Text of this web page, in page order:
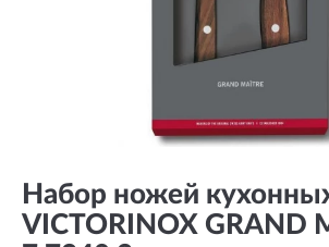
Набор ножей
VICTORINOX GRAND